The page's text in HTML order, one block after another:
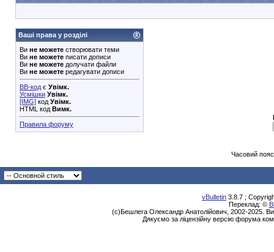
Ваші права у розділі
Ви не можете створювати теми
Ви не можете писати дописи
Ви не можете долучати файли
Ви не можете редагувати дописи
BB-код є Увімк.
Усмішки Увімк.
[IMG] код Увімк.
HTML код Вимк.
Правила форуму
Часовий
vBulletin 3.8.7 ;
Переклад: ©
(с)Бешлега Олександр Анатолійович, 2002-2025.
Дякуємо за ліцензійну версію форума